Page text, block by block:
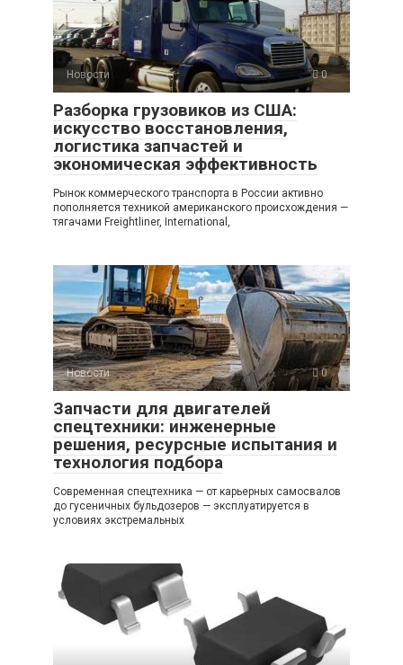
Новости 0
Разборка грузовиков из США:
искусство восстановления,
логистика запчастей и
экономическая эффективность
Рынок коммерческого транспорта в России активно
пополняется техникой американского происхождения —
тягачами Freightliner, International,
Новости 0
Запчасти для двигателей
спецтехники: инженерные
решения, ресурсные испытания и
технология подбора
Современная спецтехника — от карьерных самосвалов
до гусеничных бульдозеров — эксплуатируется в
условиях экстремальных